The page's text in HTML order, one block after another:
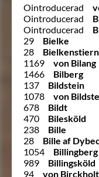
Ointroducerad
Ointroducerad
Ointroducerad
29
Bielke
28
1169
von Bilang
1466
Bilberg
137
Bildstein
1078
von
678
Bildt
470
Bilesköld
238
Bille
28
Bille af
1054
Billingberg
989
Billingsköld
94
von